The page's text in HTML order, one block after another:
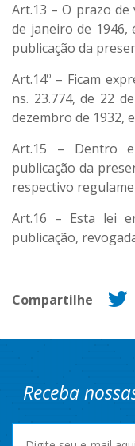
Art.13 – O prazo de
de janeiro de 1946,
publicação da
Art.14º – Ficam
ns. 23.774, de 22
dezembro de 1932,
Art.15 – Dentro
publicação da
respectivo
Art.16 – Esta lei
publicação,
Compartilhe
Receba